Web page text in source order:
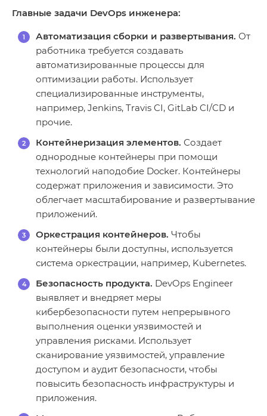
Главные задачи DevOps инженера:
Автоматизация сборки и развертывания. От
работника требуется создавать
автоматизированные процессы для
оптимизации работы. Использует
специализированные инструменты,
например, Jenkins, Travis CI, GitLab CI/CD и
прочие.
Контейнеризация элементов. Создает
однородные контейнеры при помощи
технологий наподобие Docker. Контейнеры
содержат приложения и зависимости. Это
облегчает масштабирование и развертывание
приложений.
Оркестрация контейнеров. Чтобы
контейнеры были доступны, используется
система оркестрации, например, Kubernetes.
Безопасность продукта. DevOps Engineer
выявляет и внедряет меры
кибербезопасности путем непрерывного
выполнения оценки уязвимостей и
управления рисками. Использует
сканирование уязвимостей, управление
доступом и аудит безопасности, чтобы
повысить безопасность инфраструктуры и
приложения.